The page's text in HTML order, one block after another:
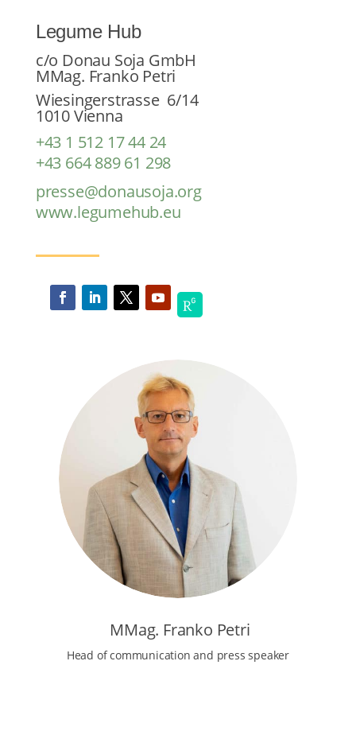
Legume Hub
c/o Donau Soja GmbH
MMag. Franko Petri
Wiesingerstrasse 6/14
1010 Vienna
+43 1 512 17 44 24
+43 664 889 61 298
presse@donausoja.org
www.legumehub.eu
MMag. Franko Petri
Head of communication and press speaker